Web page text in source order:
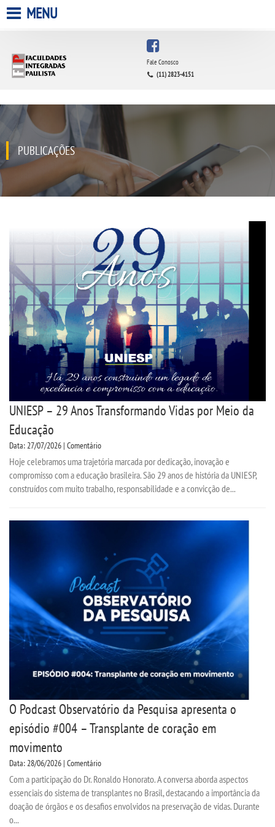
A FACULDADE
QUEM SOMOS
INFRAESTRUTURA
COLAP PROUNI
CURSOS
BACHARELADOS
LICENCIATURAS
TECNOLÓGICOS
VESTIBULAR
SEGUNDA GRADUAÇÃO
MATRÍCULA
EDITAL
UNIESP NEWS
REPOSITÓRIO
MENU
Fale Conosco
(11) 2823-4151
PUBLICAÇÕES
UNIESP – 29 Anos Transformando Vidas por Meio da
Educação
Data: 27/07/2026 | Comentário
Hoje celebramos uma trajetória marcada por dedicação, inovação e
compromisso com a educação brasileira. São 29 anos de história da UNIESP,
construídos com muito trabalho, responsabilidade e a convicção de...
O Podcast Observatório da Pesquisa apresenta o
episódio #004 – Transplante de coração em
movimento
Data: 28/06/2026 | Comentário
Com a participação do Dr. Ronaldo Honorato. A conversa aborda aspectos
essenciais do sistema de transplantes no Brasil, destacando a importância da
doação de órgãos e os desafios envolvidos na preservação de vidas. Durante
o...